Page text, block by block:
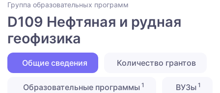
Группа образовательных программ
D109 Нефтяная и рудная
геофизика
Общие сведения Количество грантов
Образовательные программы 1 ВУЗы 1